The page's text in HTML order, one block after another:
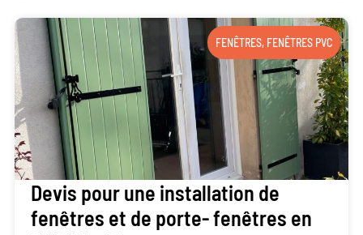
FENÊTRES, FENÊTRES PVC
Devis pour une installation de
fenêtres et de porte- fenêtres en